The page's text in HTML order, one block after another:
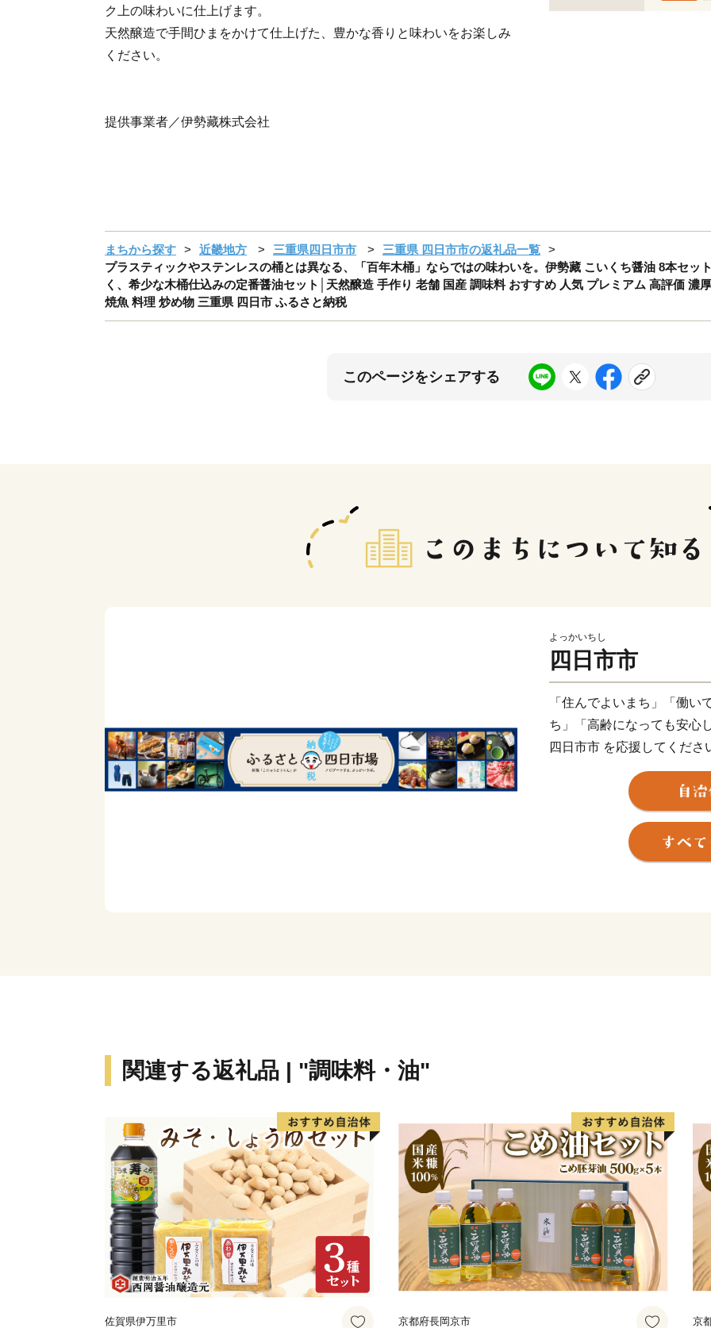
ク上の味わいに仕上げます。
天然醸造で手間ひまをかけて仕上げた、豊かな香りと味わいをお楽しみ
ください。
提供事業者／伊勢藏株式会社
まちから探す 近畿地方 三重県四日市市
三重県 四日市市の返礼品一覧
プラスティックやステンレスの桶とは異なる、「百年木桶」ならではの味わいを。伊勢藏 こいくち醤油 8本セッ
く、希少な木桶仕込みの定番醤油セット│天然醸造 手作り 老舗 国産 調味料 おすすめ 人気 プレミアム 高評価 濃
焼魚 料理 炒め物 三重県 四日市 ふるさと納税
このページをシェアする
よっかいちし
四日市市
「住んでよいまち」「働い
ち」「高齢になっても安
四日市市 を応援してくださ
四日市市は、日本のほぼ
湾に面した自然豊かな地域
の経済圏につながる地理的
また、歴史や文化、伝統
し、特に、公害を教訓に環
ートや内陸部の半導体製
関連する返礼品 | "調味料・油"
佐賀県伊万里市 京都府長岡京市 京